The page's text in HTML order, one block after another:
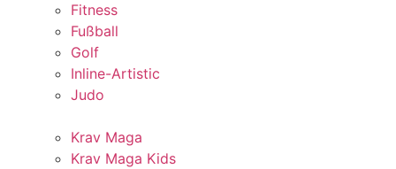
Fitness
Fußball
Golf
Inline-Artistic
Judo
Krav Maga
Krav Maga Kids